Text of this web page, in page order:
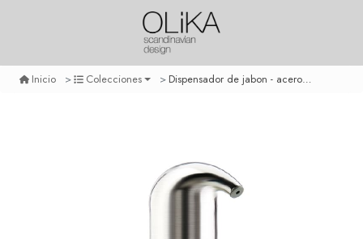
Inicio Colecciones Dispensador de jabon - acero inoxidable